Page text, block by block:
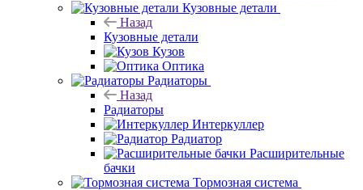
Кузовные детали
Назад
Кузовные детали
Кузов
Оптика
Радиаторы
Назад
Радиаторы
Интеркуллер
Радиатор
Расширительные
бачки
Тормозная система